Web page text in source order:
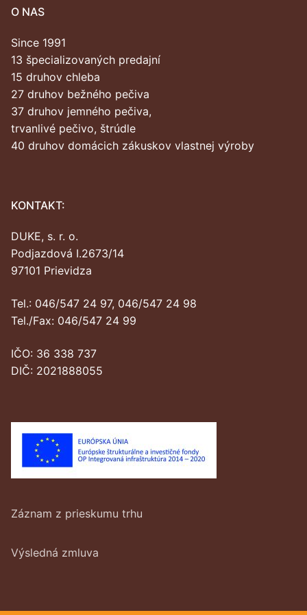
O NAS
Since 1991
13 špecializovaných predajní
15 druhov chleba
27 druhov bežného pečiva
37 druhov jemného pečiva,
trvanlivé pečivo, štrúdle
40 druhov domácich zákuskov vlastnej výroby
KONTAKT:
DUKE, s. r. o.
Podjazdová I.2673/14
97101 Prievidza
Tel.: 046/547 24 97, 046/547 24 98
Tel./Fax: 046/547 24 99
IČO: 36 338 737
DIČ: 2021888055
Záznam z prieskumu trhu
Výsledná zmluva